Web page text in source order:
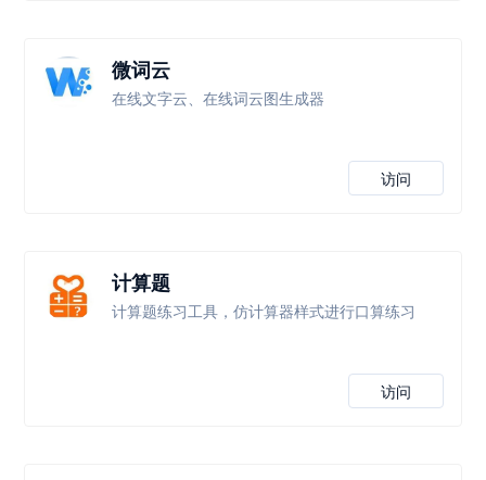
微词云
在线文字云、在线词云图生成器
访问
计算题
计算题练习工具，仿计算器样式进行口算练习
访问